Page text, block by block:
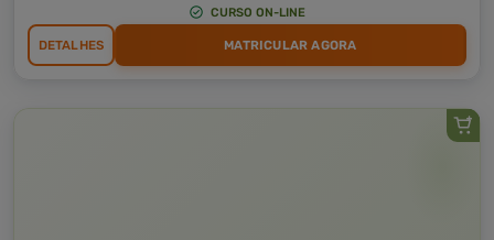
CURSO ON-LINE
DETALHES MATRICULAR AGORA